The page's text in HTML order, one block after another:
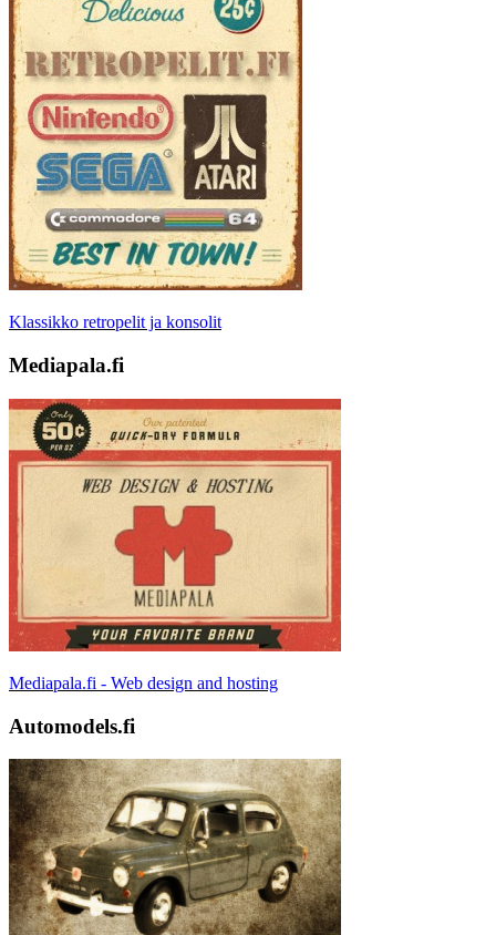
Klassikko retropelit ja konsolit
Mediapala.fi
Mediapala.fi - Web design and hosting
Automodels.fi